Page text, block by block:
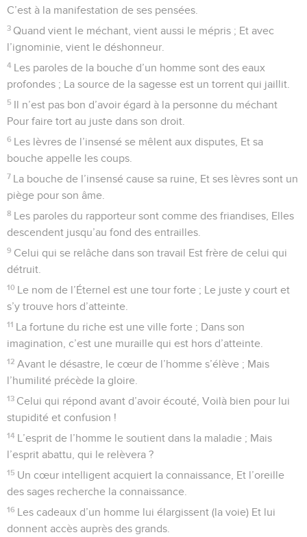
C’est à la manifestation de ses pensées.
3 Quand vient le méchant, vient aussi le mépris ; Et avec
l’ignominie, vient le déshonneur.
4 Les paroles de la bouche d’un homme sont des eaux
profondes ; La source de la sagesse est un torrent qui jaillit.
5 Il n’est pas bon d’avoir égard à la personne du méchant
Pour faire tort au juste dans son droit.
6 Les lèvres de l’insensé se mêlent aux disputes, Et sa
bouche appelle les coups.
7 La bouche de l’insensé cause sa ruine, Et ses lèvres sont un
piège pour son âme.
8 Les paroles du rapporteur sont comme des friandises, Elles
descendent jusqu’au fond des entrailles.
9 Celui qui se relâche dans son travail Est frère de celui qui
détruit.
10 Le nom de l’Éternel est une tour forte ; Le juste y court et
s’y trouve hors d’atteinte.
11 La fortune du riche est une ville forte ; Dans son
imagination, c’est une muraille qui est hors d’atteinte.
12 Avant le désastre, le cœur de l’homme s’élève ; Mais
l’humilité précède la gloire.
13 Celui qui répond avant d’avoir écouté, Voilà bien pour lui
stupidité et confusion !
14 L’esprit de l’homme le soutient dans la maladie ; Mais
l’esprit abattu, qui le relèvera ?
15 Un cœur intelligent acquiert la connaissance, Et l’oreille
des sages recherche la connaissance.
16 Les cadeaux d’un homme lui élargissent (la voie) Et lui
donnent accès auprès des grands.